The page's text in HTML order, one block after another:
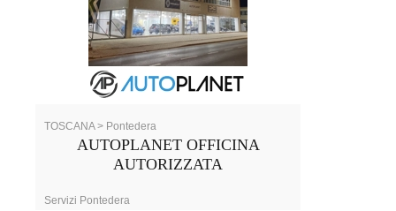
TOSCANA > Pontedera
AUTOPLANET OFFICINA
AUTORIZZATA
Servizi Pontedera